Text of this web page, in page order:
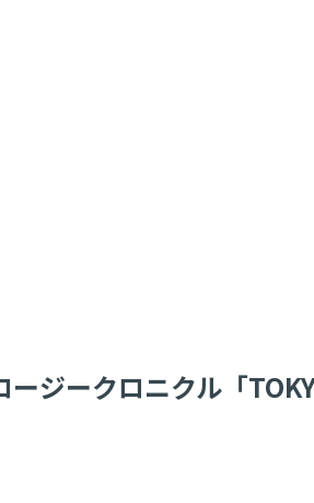
ジークロニクル「